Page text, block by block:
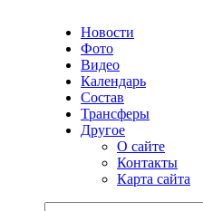
Новости
Фото
Видео
Календарь
Состав
Трансферы
Другое
О сайте
Контакты
Карта сайта